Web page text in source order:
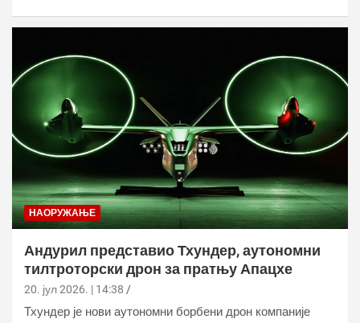
НАОРУЖАЊЕ
Андурил представио Тхундер, аутономни
тилтроторски дрон за пратњу Апацхе
20. јул 2026. | 14:38
Тхундер је нови аутономни борбени дрон компаније